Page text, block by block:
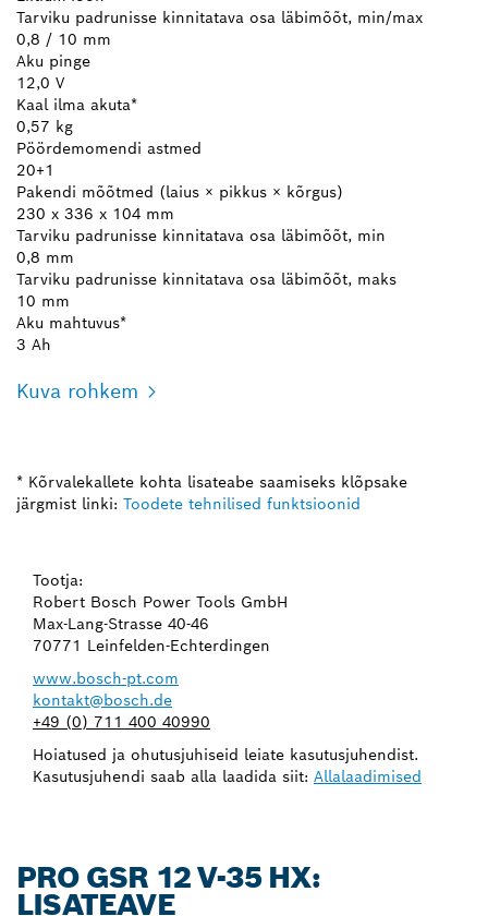
Tarviku padrunisse kinnitatava osa läbimõõt, min/max
0,8 / 10 mm
Aku pinge
12,0 V
Kaal ilma akuta*
0,57 kg
Pöördemomendi astmed
20+1
Pakendi mõõtmed (laius × pikkus × kõrgus)
230 x 336 x 104 mm
Tarviku padrunisse kinnitatava osa läbimõõt, min
0,8 mm
Tarviku padrunisse kinnitatava osa läbimõõt, maks
10 mm
Aku mahtuvus*
3 Ah
Kuva rohkem
* Kõrvalekallete kohta lisateabe saamiseks klõpsake
järgmist linki: Toodete tehnilised funktsioonid
Tootja:
Robert Bosch Power Tools GmbH
Max-Lang-Strasse 40-46
70771 Leinfelden-Echterdingen
www.bosch-pt.com
kontakt@bosch.de
+49 (0) 711 400 40990
Hoiatused ja ohutusjuhiseid leiate kasutusjuhendist.
Kasutusjuhendi saab alla laadida siit: Allalaadimised
PRO GSR 12 V-35 HX:
LISATEAVE